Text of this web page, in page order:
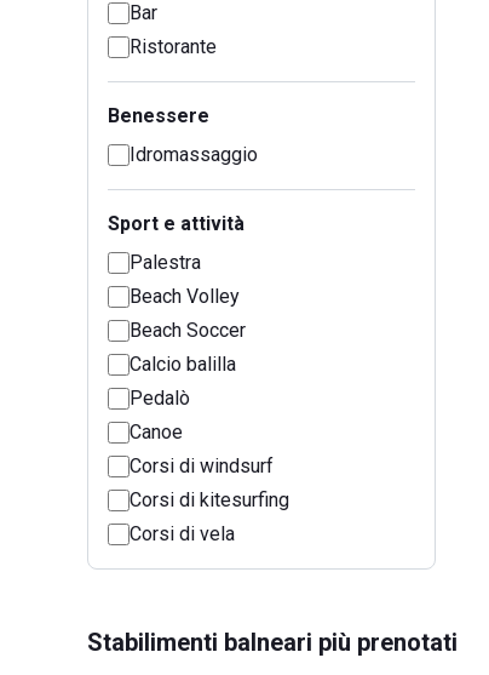
Bar
Ristorante
Benessere
Idromassaggio
Sport e attività
Palestra
Beach Volley
Beach Soccer
Calcio balilla
Pedalò
Canoe
Corsi di windsurf
Corsi di kitesurfing
Corsi di vela
Stabilimenti balneari più prenotati